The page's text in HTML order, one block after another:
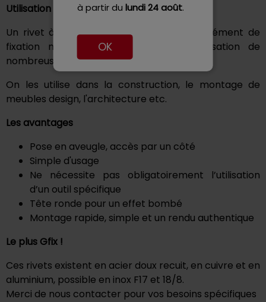
à partir du lundi 24 août.
OK
Utilisation
Un rivet à frapper à tête ronde est un élément de
fixation mécanique qui permet la réalisation de
nombreuses applications
On les utilise dans la construction, le montage de
meubles design, l'architecture etc.
Les avantages
Pose en aveugle, accès par un côté
Simple d'usage
Ne nécessite pas obligatoirement l’utilisation
d’un outil spécifique
Tête ronde pour un effet bombé
Montage rapide, simple et un rendu authentique
Le plus Gfix !
Ces rivets existent en acier doux recuit, en cuivre et en
aluminium, possible en inox F17 et 18/8.
Merci de nous contacter pour vos besoins spécifiques